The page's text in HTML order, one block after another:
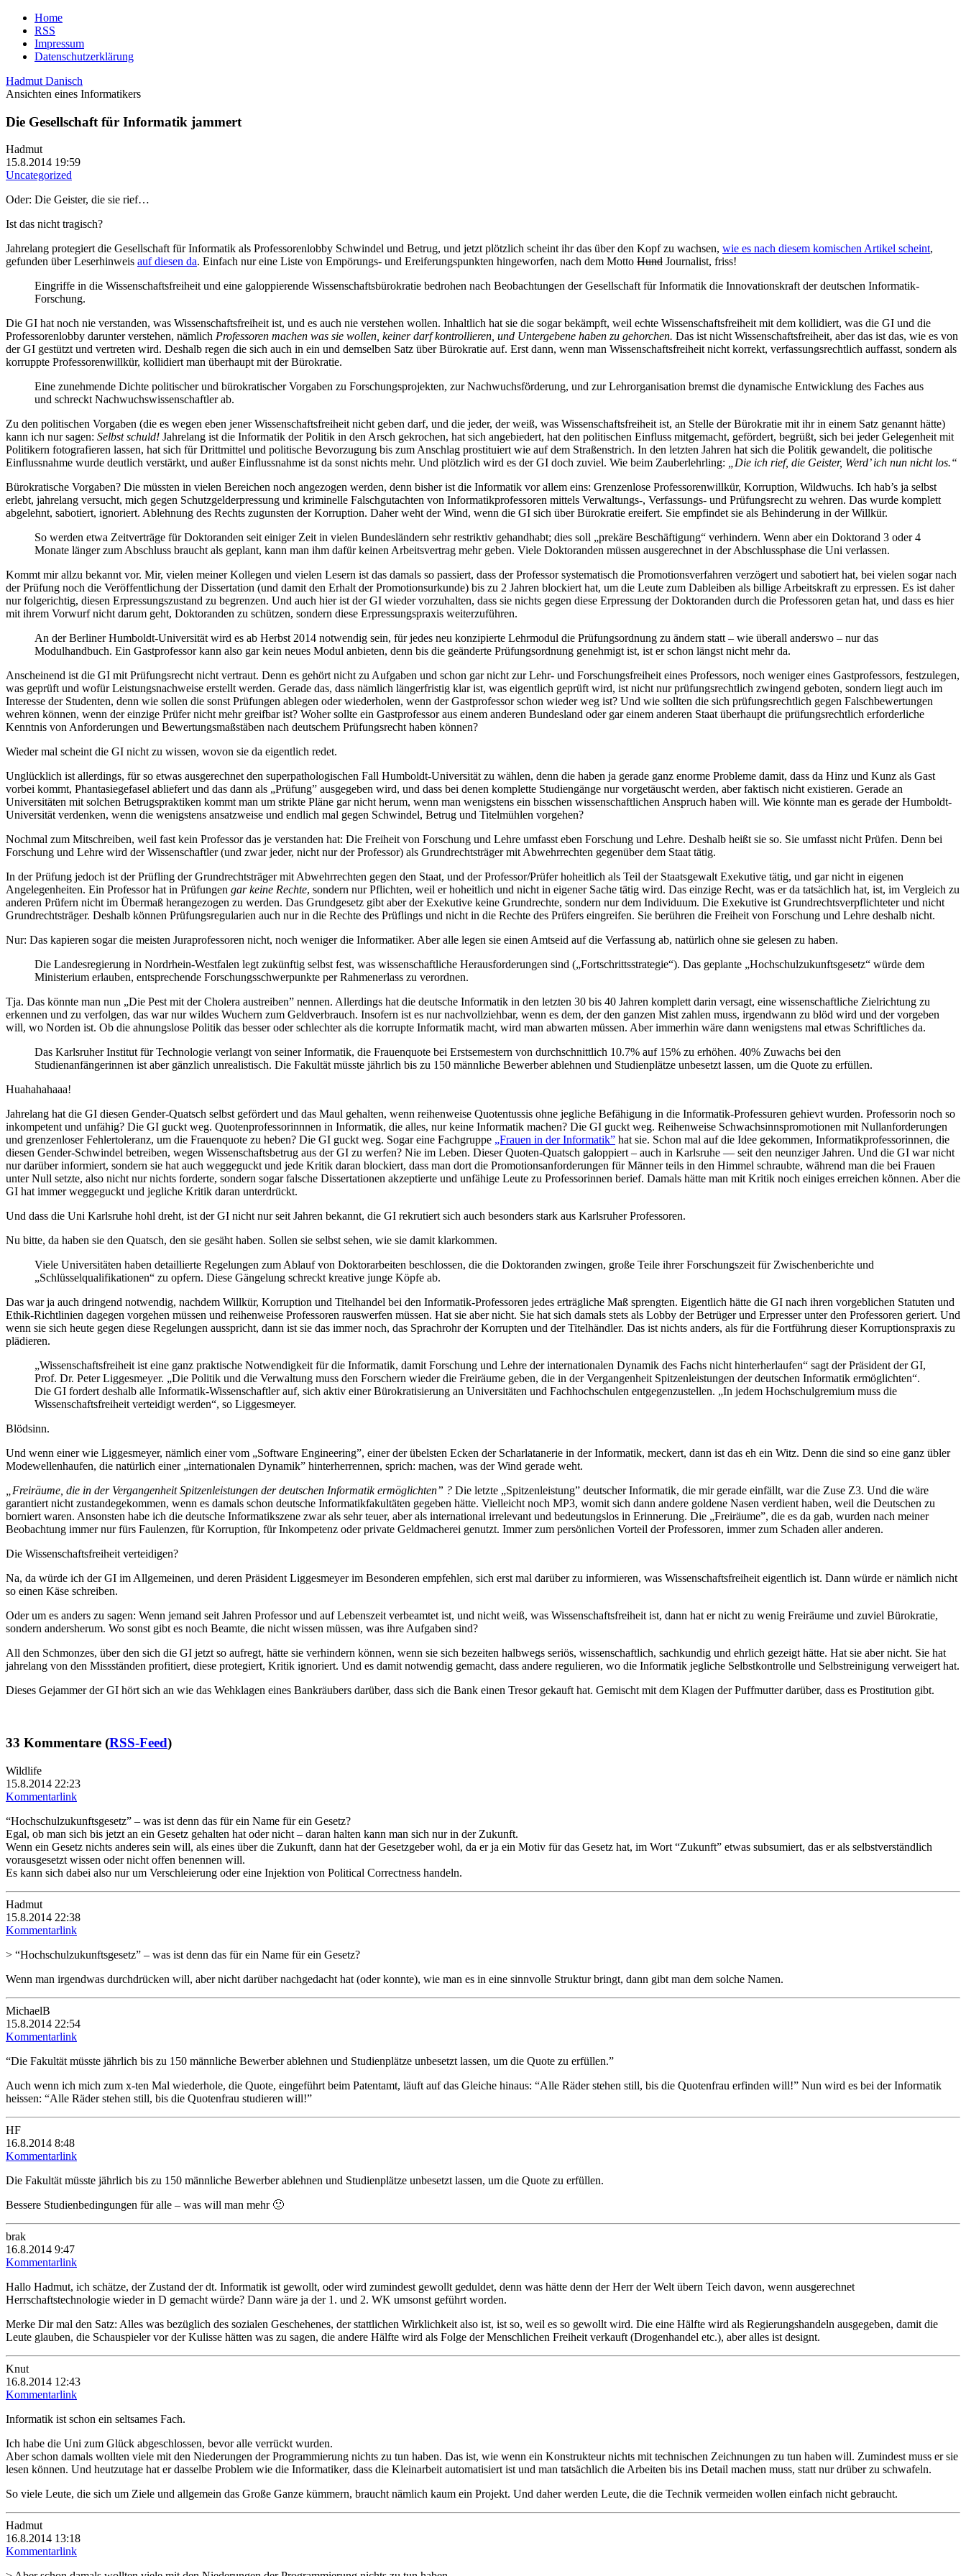
Home
RSS
Impressum
Datenschutzerklärung
Hadmut Danisch
Ansichten eines Informatikers
Die Gesellschaft für Informatik jammert
Hadmut
15.8.2014 19:59
Uncategorized
Oder: Die Geister, die sie rief…
Ist das nicht tragisch?
Jahrelang protegiert die Gesellschaft für Informatik als Professorenlobby Schwindel und Betrug, und jetzt plötzlich scheint ihr das über den Kopf zu wachsen, wie es nach diesem komischen Artikel scheint,
gefunden über Leserhinweis auf diesen da. Einfach nur eine Liste von Empörungs- und Ereiferungspunkten hingeworfen, nach dem Motto Hund Journalist, friss!
Eingriffe in die Wissenschaftsfreiheit und eine galoppierende Wissenschaftsbürokratie bedrohen nach Beobachtungen der Gesellschaft für Informatik die Innovationskraft der deutschen Informatik-
Forschung.
Die GI hat noch nie verstanden, was Wissenschaftsfreiheit ist, und es auch nie verstehen wollen. Inhaltlich hat sie die sogar bekämpft, weil echte Wissenschaftsfreiheit mit dem kollidiert, was die GI und die
Professorenlobby darunter verstehen, nämlich Professoren machen was sie wollen, keiner darf kontrollieren, und Untergebene haben zu gehorchen. Das ist nicht Wissenschaftsfreiheit, aber das ist das, wie es von
der GI gestützt und vertreten wird. Deshalb regen die sich auch in ein und demselben Satz über Bürokratie auf. Erst dann, wenn man Wissenschaftsfreiheit nicht korrekt, verfassungsrechtlich auffasst, sondern als
korruppte Professorenwillkür, kollidiert man überhaupt mit der Bürokratie.
Eine zunehmende Dichte politischer und bürokratischer Vorgaben zu Forschungsprojekten, zur Nachwuchsförderung, und zur Lehrorganisation bremst die dynamische Entwicklung des Faches aus
und schreckt Nachwuchswissenschaftler ab.
Zu den politischen Vorgaben (die es wegen eben jener Wissenschaftsfreiheit nicht geben darf, und die jeder, der weiß, was Wissenschaftsfreiheit ist, an Stelle der Bürokratie mit ihr in einem Satz genannt hätte)
kann ich nur sagen: Selbst schuld! Jahrelang ist die Informatik der Politik in den Arsch gekrochen, hat sich angebiedert, hat den politischen Einfluss mitgemacht, gefördert, begrüßt, sich bei jeder Gelegenheit mit
Politikern fotografieren lassen, hat sich für Drittmittel und politische Bevorzugung bis zum Anschlag prostituiert wie auf dem Straßenstrich. In den letzten Jahren hat sich die Politik gewandelt, die politische
Einflussnahme wurde deutlich verstärkt, und außer Einflussnahme ist da sonst nichts mehr. Und plötzlich wird es der GI doch zuviel. Wie beim Zauberlehrling: „Die ich rief, die Geister, Werd’ ich nun nicht los.“
Bürokratische Vorgaben? Die müssten in vielen Bereichen noch angezogen werden, denn bisher ist die Informatik vor allem eins: Grenzenlose Professorenwillkür, Korruption, Wildwuchs. Ich hab’s ja selbst
erlebt, jahrelang versucht, mich gegen Schutzgelderpressung und kriminelle Falschgutachten von Informatikprofessoren mittels Verwaltungs-, Verfassungs- und Prüfungsrecht zu wehren. Das wurde komplett
abgelehnt, sabotiert, ignoriert. Ablehnung des Rechts zugunsten der Korruption. Daher weht der Wind, wenn die GI sich über Bürokratie ereifert. Sie empfindet sie als Behinderung in der Willkür.
So werden etwa Zeitverträge für Doktoranden seit einiger Zeit in vielen Bundesländern sehr restriktiv gehandhabt; dies soll „prekäre Beschäftigung“ verhindern. Wenn aber ein Doktorand 3 oder 4
Monate länger zum Abschluss braucht als geplant, kann man ihm dafür keinen Arbeitsvertrag mehr geben. Viele Doktoranden müssen ausgerechnet in der Abschlussphase die Uni verlassen.
Kommt mir allzu bekannt vor. Mir, vielen meiner Kollegen und vielen Lesern ist das damals so passiert, dass der Professor systematisch die Promotionsverfahren verzögert und sabotiert hat, bei vielen sogar nach
der Prüfung noch die Veröffentlichung der Dissertation (und damit den Erhalt der Promotionsurkunde) bis zu 2 Jahren blockiert hat, um die Leute zum Dableiben als billige Arbeitskraft zu erpressen. Es ist daher
nur folgerichtig, diesen Erpressungszustand zu begrenzen. Und auch hier ist der GI wieder vorzuhalten, dass sie nichts gegen diese Erpressung der Doktoranden durch die Professoren getan hat, und dass es hier
mit ihrem Vorwurf nicht darum geht, Doktoranden zu schützen, sondern diese Erpressungspraxis weiterzuführen.
An der Berliner Humboldt-Universität wird es ab Herbst 2014 notwendig sein, für jedes neu konzipierte Lehrmodul die Prüfungsordnung zu ändern statt – wie überall anderswo – nur das
Modulhandbuch. Ein Gastprofessor kann also gar kein neues Modul anbieten, denn bis die geänderte Prüfungsordnung genehmigt ist, ist er schon längst nicht mehr da.
Anscheinend ist die GI mit Prüfungsrecht nicht vertraut. Denn es gehört nicht zu Aufgaben und schon gar nicht zur Lehr- und Forschungsfreiheit eines Professors, noch weniger eines Gastprofessors, festzulegen,
was geprüft und wofür Leistungsnachweise erstellt werden. Gerade das, dass nämlich längerfristig klar ist, was eigentlich geprüft wird, ist nicht nur prüfungsrechtlich zwingend geboten, sondern liegt auch im
Interesse der Studenten, denn wie sollen die sonst Prüfungen ablegen oder wiederholen, wenn der Gastprofessor schon wieder weg ist? Und wie sollten die sich prüfungsrechtlich gegen Falschbewertungen
wehren können, wenn der einzige Prüfer nicht mehr greifbar ist? Woher sollte ein Gastprofessor aus einem anderen Bundesland oder gar einem anderen Staat überhaupt die prüfungsrechtlich erforderliche
Kenntnis von Anforderungen und Bewertungsmaßstäben nach deutschem Prüfungsrecht haben können?
Wieder mal scheint die GI nicht zu wissen, wovon sie da eigentlich redet.
Unglücklich ist allerdings, für so etwas ausgerechnet den superpathologischen Fall Humboldt-Universität zu wählen, denn die haben ja gerade ganz enorme Probleme damit, dass da Hinz und Kunz als Gast
vorbei kommt, Phantasiegefasel abliefert und das dann als „Prüfung” ausgegeben wird, und dass bei denen komplette Studiengänge nur vorgetäuscht werden, aber faktisch nicht existieren. Gerade an
Universitäten mit solchen Betrugspraktiken kommt man um strikte Pläne gar nicht herum, wenn man wenigstens ein bisschen wissenschaftlichen Anspruch haben will. Wie könnte man es gerade der Humboldt-
Universität verdenken, wenn die wenigstens ansatzweise und endlich mal gegen Schwindel, Betrug und Titelmühlen vorgehen?
Nochmal zum Mitschreiben, weil fast kein Professor das je verstanden hat: Die Freiheit von Forschung und Lehre umfasst eben Forschung und Lehre. Deshalb heißt sie so. Sie umfasst nicht Prüfen. Denn bei
Forschung und Lehre wird der Wissenschaftler (und zwar jeder, nicht nur der Professor) als Grundrechtsträger mit Abwehrrechten gegenüber dem Staat tätig.
In der Prüfung jedoch ist der Prüfling der Grundrechtsträger mit Abwehrrechten gegen den Staat, und der Professor/Prüfer hoheitlich als Teil der Staatsgewalt Exekutive tätig, und gar nicht in eigenen
Angelegenheiten. Ein Professor hat in Prüfungen gar keine Rechte, sondern nur Pflichten, weil er hoheitlich und nicht in eigener Sache tätig wird. Das einzige Recht, was er da tatsächlich hat, ist, im Vergleich zu
anderen Prüfern nicht im Übermaß herangezogen zu werden. Das Grundgesetz gibt aber der Exekutive keine Grundrechte, sondern nur dem Individuum. Die Exekutive ist Grundrechtsverpflichteter und nicht
Grundrechtsträger. Deshalb können Prüfungsregularien auch nur in die Rechte des Prüflings und nicht in die Rechte des Prüfers eingreifen. Sie berühren die Freiheit von Forschung und Lehre deshalb nicht.
Nur: Das kapieren sogar die meisten Juraprofessoren nicht, noch weniger die Informatiker. Aber alle legen sie einen Amtseid auf die Verfassung ab, natürlich ohne sie gelesen zu haben.
Die Landesregierung in Nordrhein-Westfalen legt zukünftig selbst fest, was wissenschaftliche Herausforderungen sind („Fortschrittsstrategie“). Das geplante „Hochschulzukunftsgesetz“ würde dem
Ministerium erlauben, entsprechende Forschungsschwerpunkte per Rahmenerlass zu verordnen.
Tja. Das könnte man nun „Die Pest mit der Cholera austreiben” nennen. Allerdings hat die deutsche Informatik in den letzten 30 bis 40 Jahren komplett darin versagt, eine wissenschaftliche Zielrichtung zu
erkennen und zu verfolgen, das war nur wildes Wuchern zum Geldverbrauch. Insofern ist es nur nachvollziehbar, wenn es dem, der den ganzen Mist zahlen muss, irgendwann zu blöd wird und der vorgeben
will, wo Norden ist. Ob die ahnungslose Politik das besser oder schlechter als die korrupte Informatik macht, wird man abwarten müssen. Aber immerhin wäre dann wenigstens mal etwas Schriftliches da.
Das Karlsruher Institut für Technologie verlangt von seiner Informatik, die Frauenquote bei Erstsemestern von durchschnittlich 10.7% auf 15% zu erhöhen. 40% Zuwachs bei den
Studienanfängerinnen ist aber gänzlich unrealistisch. Die Fakultät müsste jährlich bis zu 150 männliche Bewerber ablehnen und Studienplätze unbesetzt lassen, um die Quote zu erfüllen.
Huahahahaaa!
Jahrelang hat die GI diesen Gender-Quatsch selbst gefördert und das Maul gehalten, wenn reihenweise Quotentussis ohne jegliche Befähigung in die Informatik-Professuren gehievt wurden. Professorin noch so
inkompetent und unfähig? Die GI guckt weg. Quotenprofessorinnnen in Informatik, die alles, nur keine Informatik machen? Die GI guckt weg. Reihenweise Schwachsinnspromotionen mit Nullanforderungen
und grenzenloser Fehlertoleranz, um die Frauenquote zu heben? Die GI guckt weg. Sogar eine Fachgruppe „Frauen in der Informatik” hat sie. Schon mal auf die Idee gekommen, Informatikprofessorinnen, die
diesen Gender-Schwindel betreiben, wegen Wissenschaftsbetrug aus der GI zu werfen? Nie im Leben. Dieser Quoten-Quatsch galoppiert – auch in Karlsruhe — seit den neunziger Jahren. Und die GI war nicht
nur darüber informiert, sondern sie hat auch weggeguckt und jede Kritik daran blockiert, dass man dort die Promotionsanforderungen für Männer teils in den Himmel schraubte, während man die bei Frauen
unter Null setzte, also nicht nur nichts forderte, sondern sogar falsche Dissertationen akzeptierte und unfähige Leute zu Professorinnen berief. Damals hätte man mit Kritik noch einiges erreichen können. Aber die
GI hat immer weggeguckt und jegliche Kritik daran unterdrückt.
Und dass die Uni Karlsruhe hohl dreht, ist der GI nicht nur seit Jahren bekannt, die GI rekrutiert sich auch besonders stark aus Karlsruher Professoren.
Nu bitte, da haben sie den Quatsch, den sie gesäht haben. Sollen sie selbst sehen, wie sie damit klarkommen.
Viele Universitäten haben detaillierte Regelungen zum Ablauf von Doktorarbeiten beschlossen, die die Doktoranden zwingen, große Teile ihrer Forschungszeit für Zwischenberichte und
„Schlüsselqualifikationen“ zu opfern. Diese Gängelung schreckt kreative junge Köpfe ab.
Das war ja auch dringend notwendig, nachdem Willkür, Korruption und Titelhandel bei den Informatik-Professoren jedes erträgliche Maß sprengten. Eigentlich hätte die GI nach ihren vorgeblichen Statuten und
Ethik-Richtlinien dagegen vorgehen müssen und reihenweise Professoren rauswerfen müssen. Hat sie aber nicht. Sie hat sich damals stets als Lobby der Betrüger und Erpresser unter den Professoren geriert. Und
wenn sie sich heute gegen diese Regelungen ausspricht, dann ist sie das immer noch, das Sprachrohr der Korrupten und der Titelhändler. Das ist nichts anders, als für die Fortführung dieser Korruptionspraxis zu
plädieren.
„Wissenschaftsfreiheit ist eine ganz praktische Notwendigkeit für die Informatik, damit Forschung und Lehre der internationalen Dynamik des Fachs nicht hinterherlaufen“ sagt der Präsident der GI,
Prof. Dr. Peter Liggesmeyer. „Die Politik und die Verwaltung muss den Forschern wieder die Freiräume geben, die in der Vergangenheit Spitzenleistungen der deutschen Informatik ermöglichten“.
Die GI fordert deshalb alle Informatik-Wissenschaftler auf, sich aktiv einer Bürokratisierung an Universitäten und Fachhochschulen entgegenzustellen. „In jedem Hochschulgremium muss die
Wissenschaftsfreiheit verteidigt werden“, so Liggesmeyer.
Blödsinn.
Und wenn einer wie Liggesmeyer, nämlich einer vom „Software Engineering”, einer der übelsten Ecken der Scharlatanerie in der Informatik, meckert, dann ist das eh ein Witz. Denn die sind so eine ganz übler
Modewellenhaufen, die natürlich einer „internationalen Dynamik” hinterherrennen, sprich: machen, was der Wind gerade weht.
„Freiräume, die in der Vergangenheit Spitzenleistungen der deutschen Informatik ermöglichten” ? Die letzte „Spitzenleistung” deutscher Informatik, die mir gerade einfällt, war die Zuse Z3. Und die wäre
garantiert nicht zustandegekommen, wenn es damals schon deutsche Informatikfakultäten gegeben hätte. Vielleicht noch MP3, womit sich dann andere goldene Nasen verdient haben, weil die Deutschen zu
borniert waren. Ansonsten habe ich die deutsche Informatikszene zwar als sehr teuer, aber als international irrelevant und bedeutungslos in Erinnerung. Die „Freiräume”, die es da gab, wurden nach meiner
Beobachtung immer nur fürs Faulenzen, für Korruption, für Inkompetenz oder private Geldmacherei genutzt. Immer zum persönlichen Vorteil der Professoren, immer zum Schaden aller anderen.
Die Wissenschaftsfreiheit verteidigen?
Na, da würde ich der GI im Allgemeinen, und deren Präsident Liggesmeyer im Besonderen empfehlen, sich erst mal darüber zu informieren, was Wissenschaftsfreiheit eigentlich ist. Dann würde er nämlich nicht
so einen Käse schreiben.
Oder um es anders zu sagen: Wenn jemand seit Jahren Professor und auf Lebenszeit verbeamtet ist, und nicht weiß, was Wissenschaftsfreiheit ist, dann hat er nicht zu wenig Freiräume und zuviel Bürokratie,
sondern andersherum. Wo sonst gibt es noch Beamte, die nicht wissen müssen, was ihre Aufgaben sind?
All den Schmonzes, über den sich die GI jetzt so aufregt, hätte sie verhindern können, wenn sie sich bezeiten halbwegs seriös, wissenschaftlich, sachkundig und ehrlich gezeigt hätte. Hat sie aber nicht. Sie hat
jahrelang von den Missständen profitiert, diese protegiert, Kritik ignoriert. Und es damit notwendig gemacht, dass andere regulieren, wo die Informatik jegliche Selbstkontrolle und Selbstreinigung verweigert hat.
Dieses Gejammer der GI hört sich an wie das Wehklagen eines Bankräubers darüber, dass sich die Bank einen Tresor gekauft hat. Gemischt mit dem Klagen der Puffmutter darüber, dass es Prostitution gibt.
33 Kommentare (RSS-Feed)
Wildlife
15.8.2014 22:23
Kommentarlink
“Hochschulzukunftsgesetz” – was ist denn das für ein Name für ein Gesetz?
Egal, ob man sich bis jetzt an ein Gesetz gehalten hat oder nicht – daran halten kann man sich nur in der Zukunft.
Wenn ein Gesetz nichts anderes sein will, als eines über die Zukunft, dann hat der Gesetzgeber wohl, da er ja ein Motiv für das Gesetz hat, im Wort “Zukunft” etwas subsumiert, das er als selbstverständlich
vorausgesetzt wissen oder nicht offen benennen will.
Es kann sich dabei also nur um Verschleierung oder eine Injektion von Political Correctness handeln.
Hadmut
15.8.2014 22:38
Kommentarlink
> “Hochschulzukunftsgesetz” – was ist denn das für ein Name für ein Gesetz?
Wenn man irgendwas durchdrücken will, aber nicht darüber nachgedacht hat (oder konnte), wie man es in eine sinnvolle Struktur bringt, dann gibt man dem solche Namen.
MichaelB
15.8.2014 22:54
Kommentarlink
“Die Fakultät müsste jährlich bis zu 150 männliche Bewerber ablehnen und Studienplätze unbesetzt lassen, um die Quote zu erfüllen.”
Auch wenn ich mich zum x-ten Mal wiederhole, die Quote, eingeführt beim Patentamt, läuft auf das Gleiche hinaus: “Alle Räder stehen still, bis die Quotenfrau erfinden will!” Nun wird es bei der Informatik
heissen: “Alle Räder stehen still, bis die Quotenfrau studieren will!”
HF
16.8.2014 8:48
Kommentarlink
Die Fakultät müsste jährlich bis zu 150 männliche Bewerber ablehnen und Studienplätze unbesetzt lassen, um die Quote zu erfüllen.
Bessere Studienbedingungen für alle – was will man mehr 🙂
brak
16.8.2014 9:47
Kommentarlink
Hallo Hadmut, ich schätze, der Zustand der dt. Informatik ist gewollt, oder wird zumindest gewollt geduldet, denn was hätte denn der Herr der Welt übern Teich davon, wenn ausgerechnet
Herrschaftstechnologie wieder in D gemacht würde? Dann wäre ja der 1. und 2. WK umsonst geführt worden.
Merke Dir mal den Satz: Alles was bezüglich des sozialen Geschehenes, der stattlichen Wirklichkeit also ist, ist so, weil es so gewollt wird. Die eine Hälfte wird als Regierungshandeln ausgegeben, damit die
Leute glauben, die Schauspieler vor der Kulisse hätten was zu sagen, die andere Hälfte wird als Folge der Menschlichen Freiheit verkauft (Drogenhandel etc.), aber alles ist designt.
Knut
16.8.2014 12:43
Kommentarlink
Informatik ist schon ein seltsames Fach.
Ich habe die Uni zum Glück abgeschlossen, bevor alle verrückt wurden.
Aber schon damals wollten viele mit den Niederungen der Programmierung nichts zu tun haben. Das ist, wie wenn ein Konstrukteur nichts mit technischen Zeichnungen zu tun haben will. Zumindest muss er sie
lesen können. Und heutzutage hat er dasselbe Problem wie die Informatiker, dass die Kleinarbeit automatisiert ist und man tatsächlich die Arbeiten bis ins Detail machen muss, statt nur drüber zu schwafeln.
So viele Leute, die sich um Ziele und allgemein das Große Ganze kümmern, braucht nämlich kaum ein Projekt. Und daher werden Leute, die die Technik vermeiden wollen einfach nicht gebraucht.
Hadmut
16.8.2014 13:18
Kommentarlink